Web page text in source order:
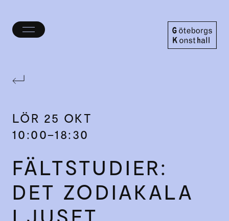
Öppna/stäng
LÖR 25 OKT
10:00–18:30
FÄLTSTUDIER:
DET ZODIAKALA
LJUSET